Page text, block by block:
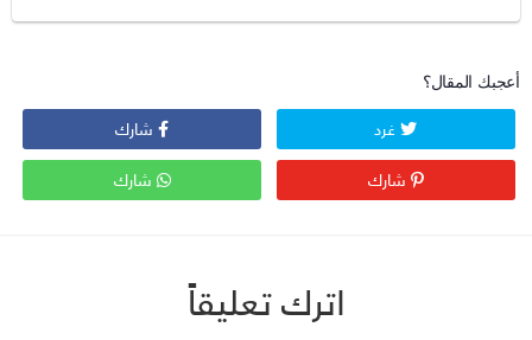
المقال؟
غرد
شارك
شارك
شارك
اترك تعليقاً